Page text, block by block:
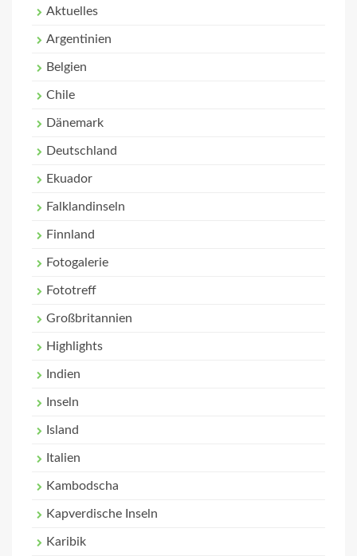
Aktuelles
Argentinien
Belgien
Chile
Dänemark
Deutschland
Ekuador
Falklandinseln
Finnland
Fotogalerie
Fototreff
Großbritannien
Highlights
Indien
Inseln
Island
Italien
Kambodscha
Kapverdische Inseln
Karibik